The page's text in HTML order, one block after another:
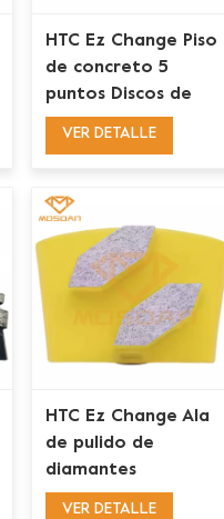
HTC Ez Change Piso
de concreto 5
puntos Discos de
pulido de resina
VER DETALLE
HTC Ez Change Ala
de pulido de
diamantes
hexagonales
VER DETALLE